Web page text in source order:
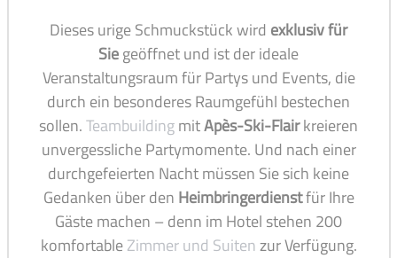
Dieses urige Schmuckstück wird exklusiv für
Siegeöffnet und ist der ideale
Veranstaltungsraum für Partys und Events, die
durch ein besonderes Raumgefühl bestechen
sollen.TeambuildingmitApès-Ski-Flairkreieren
unvergessliche Partymomente. Und nach einer
durchgefeierten Nacht müssen Sie sich keine
Gedanken über den Heimbringerdienstfür Ihre
Gäste machen – denn im Hotel stehen 200
komfortableZimmer und Suitenzur Verfügung.